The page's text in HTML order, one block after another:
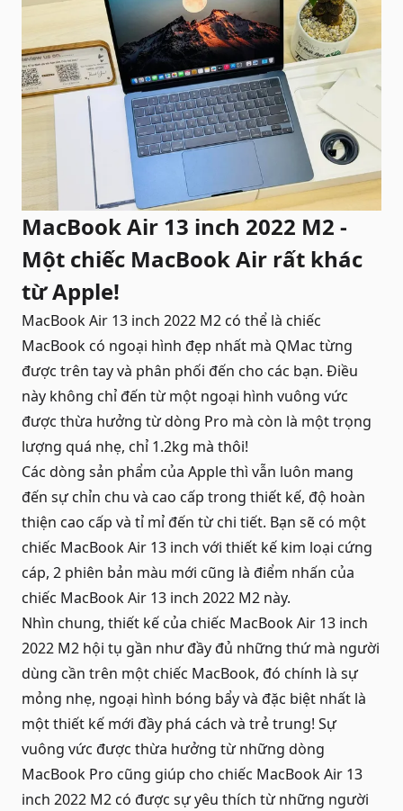
MacBook Air 13 inch 2022 M2 -
Một chiếc MacBook Air rất khác
từ Apple!
MacBook Air 13 inch 2022 M2 có thể là chiếc
MacBook có ngoại hình đẹp nhất mà QMac từng
được trên tay và phân phối đến cho các bạn. Điều
này không chỉ đến từ một ngoại hình vuông vức
được thừa hưởng từ dòng Pro mà còn là một trọng
lượng quá nhẹ, chỉ 1.2kg mà thôi!
Các dòng sản phẩm của Apple thì vẫn luôn mang
đến sự chỉn chu và cao cấp trong thiết kế, độ hoàn
thiện cao cấp và tỉ mỉ đến từ chi tiết. Bạn sẽ có một
chiếc MacBook Air 13 inch với thiết kế kim loại cứng
cáp, 2 phiên bản màu mới cũng là điểm nhấn của
chiếc MacBook Air 13 inch 2022 M2 này.
Nhìn chung, thiết kế của chiếc MacBook Air 13 inch
2022 M2 hội tụ gần như đầy đủ những thứ mà người
dùng cần trên một chiếc MacBook, đó chính là sự
mỏng nhẹ, ngoại hình bóng bẩy và đặc biệt nhất là
một thiết kế mới đầy phá cách và trẻ trung! Sự
vuông vức được thừa hưởng từ những dòng
MacBook Pro cũng giúp cho chiếc MacBook Air 13
inch 2022 M2 có được sự yêu thích từ những người